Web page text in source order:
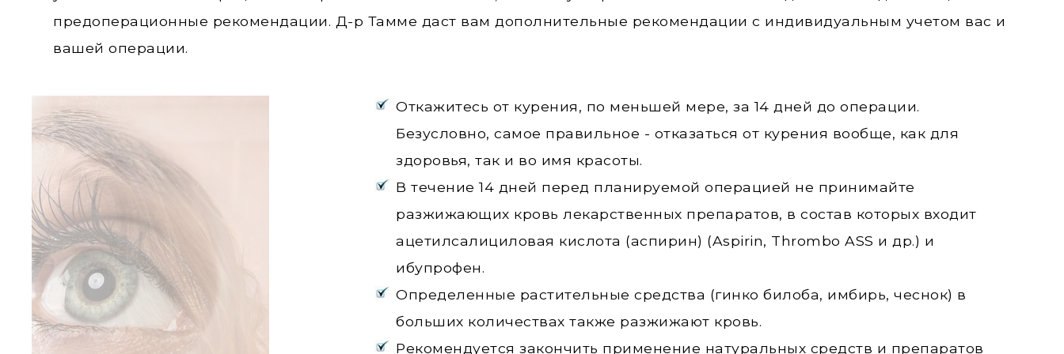
предоперационные рекомендации. Д-р Тамме даст вам дополнительные рекомендации с индивидуальным учетом вас и
вашей операции.
Откажитесь от курения, по меньшей мере, за 14 дней до операции.
Безусловно, самое правильное - отказаться от курения вообще, как для
здоровья, так и во имя красоты.
В течение 14 дней перед планируемой операцией не принимайте
разжижающих кровь лекарственных препаратов, в состав которых входит
ацетилсалициловая кислота (аспирин) (Aspirin, Thrombo ASS и др.) и
ибупрофен.
Определенные растительные средства (гинко билоба, имбирь, чеснок) в
больших количествах также разжижают кровь.
Рекомендуется закончить применение натуральных средств и препаратов